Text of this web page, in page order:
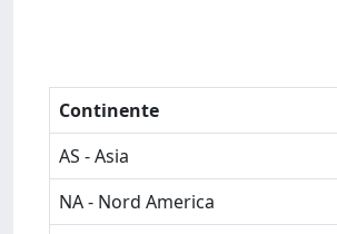
Continente
AS - Asia
NA - Nord America